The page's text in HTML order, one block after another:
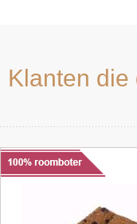
Klanten die